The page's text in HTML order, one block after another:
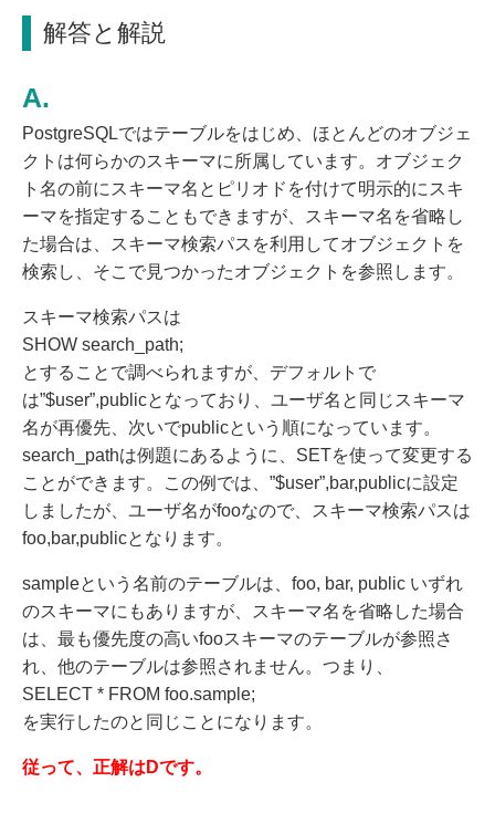
解答と解説
PostgreSQLではテーブルをはじめ、ほとんどのオブジェ
クトは何らかのスキーマに所属しています。オブジェク
ト名の前にスキーマ名とピリオドを付けて明示的にスキ
ーマを指定することもできますが、スキーマ名を省略し
た場合は、スキーマ検索パスを利用してオブジェクトを
検索し、そこで見つかったオブジェクトを参照します。
スキーマ検索パスは
SHOW search_path;
とすることで調べられますが、デフォルトで
は”$user”,publicとなっており、ユーザ名と同じスキーマ
名が再優先、次いでpublicという順になっています。
search_pathは例題にあるように、SETを使って変更する
ことができます。この例では、”$user”,bar,publicに設定
しましたが、ユーザ名がfooなので、スキーマ検索パスは
foo,bar,publicとなります。
sampleという名前のテーブルは、foo, bar, public いずれ
のスキーマにもありますが、スキーマ名を省略した場合
は、最も優先度の高いfooスキーマのテーブルが参照さ
れ、他のテーブルは参照されません。つまり、
SELECT * FROM foo.sample;
を実行したのと同じことになります。
従って、正解はDです。